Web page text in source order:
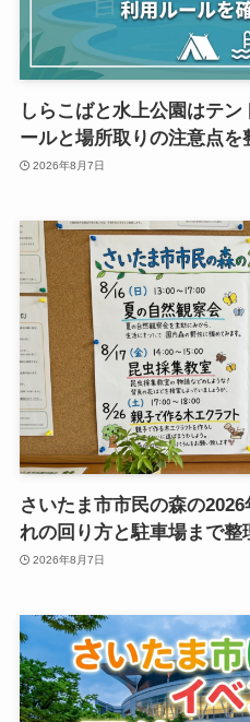
しらこばと水上公園はテ
ールと場所取りの注意点を
2026年8月7日
さいたま市市民の森の
れの回り方と駐車場まで整
2026年8月7日